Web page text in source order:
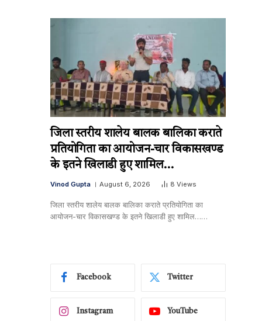
जिला स्तरीय शालेय बालक बालिका कराते
प्रतियोगिता का आयोजन-चार विकासखण्ड
के इतने खिलाडी हुए शामिल…
Vinod Gupta August 6, 2026 8 Views
जिला स्तरीय शालेय बालक बालिका कराते प्रतियोगिता का
आयोजन-चार विकासखण्ड के इतने खिलाडी हुए शामिल……
Facebook Twitter
Instagram YouTube